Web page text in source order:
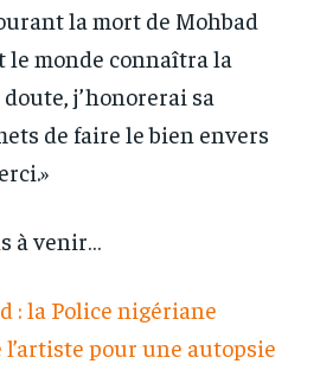
la mort de Mohbad
le monde connaîtra la
j’honorerai sa
de faire le bien envers
à venir…
: la Police nigériane
pour une autopsie